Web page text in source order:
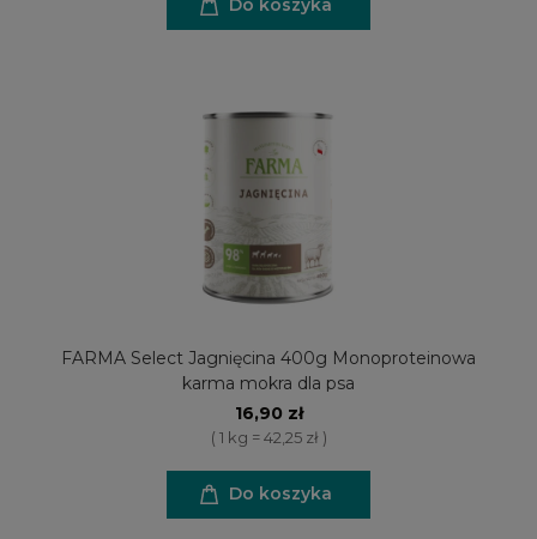
Do koszyka
FARMA Select Jagnięcina 400g Monoproteinowa
karma mokra dla psa
16,90 zł
( 1 kg = 42,25 zł )
Do koszyka